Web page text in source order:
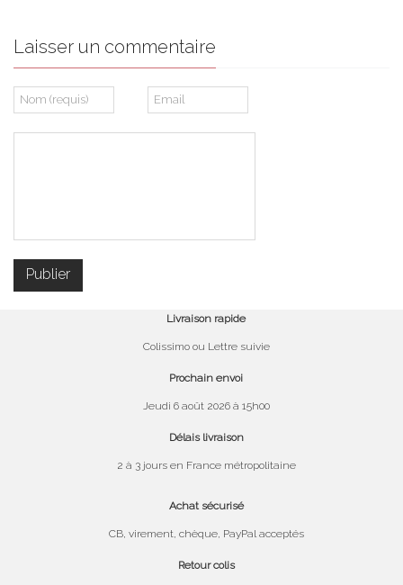
Laisser un commentaire
Livraison rapide
Colissimo ou Lettre suivie
Prochain envoi
Jeudi 6 août 2026 à 15h00
Délais livraison
2 à 3 jours en France métropolitaine
Achat sécurisé
CB, virement, chèque, PayPal acceptés
Retour colis